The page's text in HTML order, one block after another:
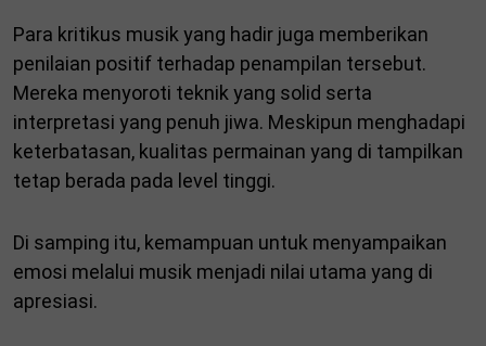
Para kritikus musik yang hadir juga memberikan
penilaian positif terhadap penampilan tersebut.
Mereka menyoroti teknik yang solid serta
interpretasi yang penuh jiwa. Meskipun menghadapi
keterbatasan, kualitas permainan yang di tampilkan
tetap berada pada level tinggi.
Di samping itu, kemampuan untuk menyampaikan
emosi melalui musik menjadi nilai utama yang di
apresiasi.